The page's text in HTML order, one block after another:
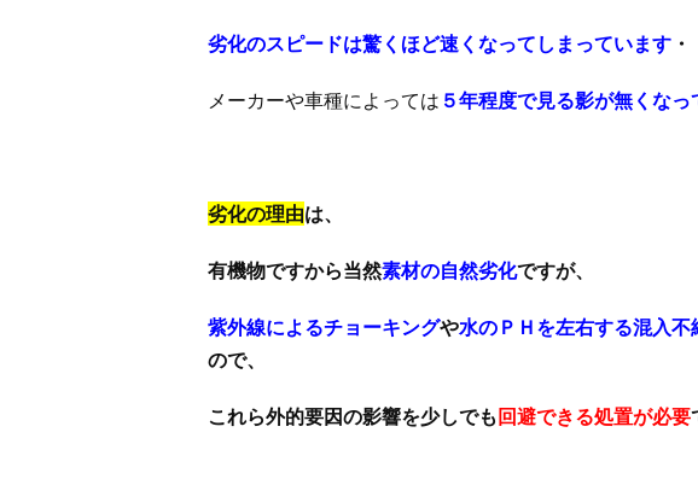
劣化のスピードは驚くほど速くなってしまっています ・
メーカーや車種によっては ５年程度で見る影が無くなっ
劣化の理由は、
有機物ですから当然素材の自然劣化ですが、
紫外線によるチョーキングや水のＰＨを左右する混入不
ので、
これら外的要因の影響を少しでも 回避できる処置が必要